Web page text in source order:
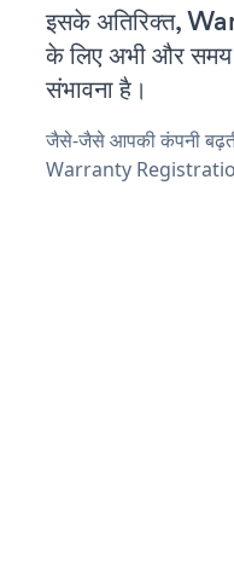
इसके अतिरिक्त,
के लिए अभी और समय
संभावना है।
जैसे-जैसे आपकी कंपनी बढ़ती
Warranty Registration